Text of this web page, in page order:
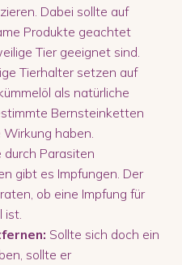
Dabei sollte auf
Produkte geachtet
Tier geeignet sind.
Tierhalter setzen auf
als natürliche
Bernsteinketten
haben.
durch Parasiten
gibt es Impfungen. Der
ob eine Impfung für
ist.
Sollte sich doch ein
sollte er